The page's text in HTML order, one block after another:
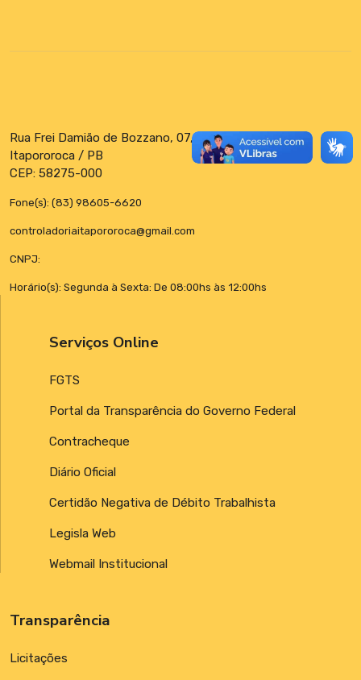
Rua Frei Damião de Bozzano, 07, Centro
Itapororoca / PB
CEP: 58275-000
Fone(s): (83) 98605-6620
controladoriaitapororoca@gmail.com
CNPJ:
Horário(s): Segunda à Sexta: De 08:00hs às 12:00hs
Serviços Online
FGTS
Portal da Transparência do Governo Federal
Contracheque
Diário Oficial
Certidão Negativa de Débito Trabalhista
Legisla Web
Webmail Institucional
Transparência
Licitações